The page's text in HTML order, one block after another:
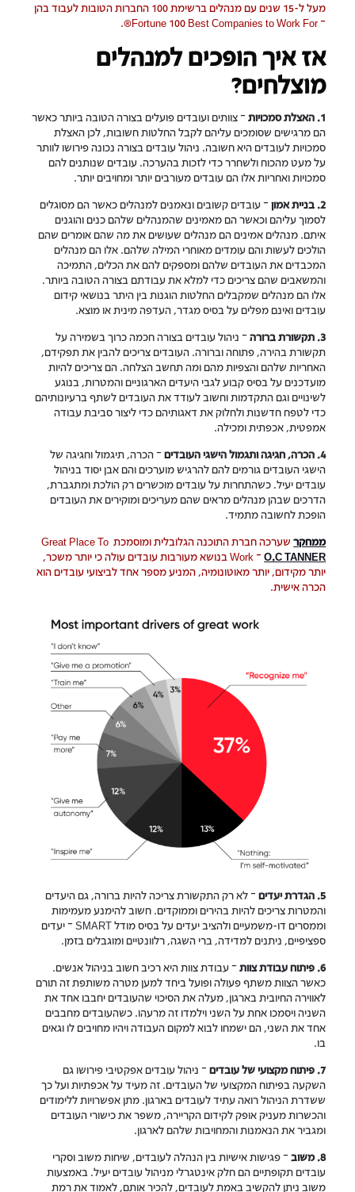
מעל ל-15 שנים עם מנהלים ברשימת 100 החברות הטובות לעבוד בהן
– Fortune 100 Best Companies to Work For®.
אז איך הופכים למנהלים
מוצלחים?
1. האצלת סמכויות
– צוותים ועובדים פועלים בצורה הטובה ביותר כאשר
הם מרגישים שסומכים עליהם לקבל החלטות חשובות, לכן האצלת
סמכויות לעובדים היא חשובה. ניהול עובדים בצורה נכונה פירושו לוותר
על מעט מהכוח ולשחרר כדי לזכות בהערכה. עובדים שנותנים להם
סמכויות ואחריות אלו הם עובדים מעורבים יותר ומחויבים יותר.
2. בניית אמון
– עובדים קשובים ונאמנים למנהלים כאשר הם מסוגלים
לסמוך עליהם וכאשר הם מאמינים שהמנהלים שלהם כנים והוגנים
איתם. מנהלים אמינים הם מנהלים שעושים את מה שהם אומרים שהם
הולכים לעשות והם עומדים מאוחרי המילה שלהם. אלו הם מנהלים
המכבדים את העובדים שלהם ומספקים להם את הכלים, התמיכה
והמשאבים שהם צריכים כדי למלא את עבודתם בצורה הטובה ביותר.
אלו הם מנהלים שמקבלים החלטות הוגנות בין היתר בנושאי קידום
עובדים ואינם מפלים על בסיס מגדר, העדפה מינית או מוצא.
3. תקשורת ברורה
– ניהול עובדים בצורה חכמה כרוך בשמירה על
תקשורת בהירה, פתוחה וברורה. העובדים צריכים להבין את תפקידם,
האחריות שלהם והצפיות מהם ומה תחשב הצלחה. הם צריכים להיות
מועדכנים על בסיס קבוע לגבי היעדים הארגוניים והמטרות, בנוגע
לשינויים וגם התקדמות וחשוב לעודד את העובדים לשתף ברעיונותיהם
כדי לטפח חדשנות ולחלוק את דאגותיהם כדי ליצור סביבת עבודה
אמפטית, אכפתית ומכילה.
4. הכרה, חגיגה ותגמול הישגי העובדים
– הכרה, תיגמול וחגיגה של
הישגי העובדים גורמים להם להרגיש מוערכים והם אבן יסוד בניהול
עובדים יעיל. כשהתחרות על עובדים מוכשרים רק הולכת ומתגברת,
הדרכים שבהן מנהלים מראים שהם מעריכים ומוקירים את העובדים
הופכת לחשובה מתמיד.
ממחקר
שערכה חברת התוכנה הגלובלית ומוסמכת Great Place To
Work –O.C TANNER
בנושא מעורבות עובדים עולה כי יותר משכר,
יותר מקידום, יותר מאוטונומיה, המניע מספר אחד לביצועי עובדים הוא
הכרה אישית.
5. הגדרת יעדים
– לא רק התקשורת צריכה להיות ברורה, גם היעדים
והמטרות צריכים להיות בהירים וממוקדים. חשוב להימנע מעמימות
וממסרים דו-משמעיים ולהציב יעדים על בסיס מודל SMART – יעדים
ספציפיים, ניתנים למדידה, ברי השגה, רלוונטיים ומוגבלים בזמן.
6. פיתוח עבודת צוות
– עבודת צוות היא רכיב חשוב בניהול אנשים.
כאשר הצוות משתף פעולה ופועל ביחד למען מטרה משותפת זה תורם
לאווירה החיובית בארגון, מעלה את הסיכוי שהעובדים יחבבו אחד את
השניה ויסמכו אחת על השני וילמדו זה מרעהו. כשהעובדים מחבבים
אחד את השני, הם ישמחו לבוא למקום העבודה ויהיו מחויבים לו וגאים
בו.
7. פיתוח מקצועי של עובדים
– ניהול עובדים אפקטיבי פירושו גם
השקעה בפיתוח המקצועי של העובדים. זה מעיד על אכפתיות ועל כך
ששדרת הניהול רואה עתיד לעובדים בארגון. מתן אפשרויות ללימודים
והכשרות מעניק אופק לקידום הקריירה, משפר את כישורי העובדים
ומגביר את הנאמנות והמחויבות שלהם לארגון.
8. משוב
– פגישות אישיות בין הנהלה לעובדים, שיחות משוב וסקרי
עובדים תקופתיים הם חלק אינטגרלי מניהול עובדים יעיל. באמצעות
משוב ניתן להקשיב באמת לעובדים, להכיר אותם, לאמוד את רמת